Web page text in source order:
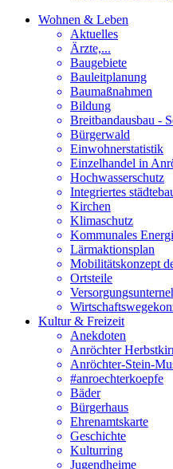
Wohnen & Leben
Aktuelles
Ärzte,...
Baugebiete
Bauleitplanung
Baumaßnahmen
Bildung
Breitbandausbau -
Bürgerwald
Einwohnerstatistik
Einzelhandel in
Hochwasserschutz
Integriertes
Kirchen
Klimaschutz
Kommunales
Lärmaktionsplan
Mobilitätskonzept
Ortsteile
Kultur & Freizeit
Anekdoten
Anröchter
Anröchter-Stein-
#anroechterkoepfe
Bäder
Bürgerhaus
Ehrenamtskarte
Geschichte
Kulturring
Jugendheime